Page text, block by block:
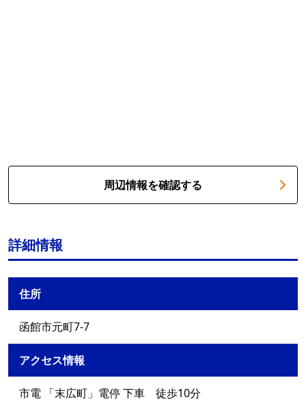
周辺情報を確認する
詳細情報
住所
函館市元町7-7
アクセス情報
市電 「末広町」電停 下車 徒歩10分